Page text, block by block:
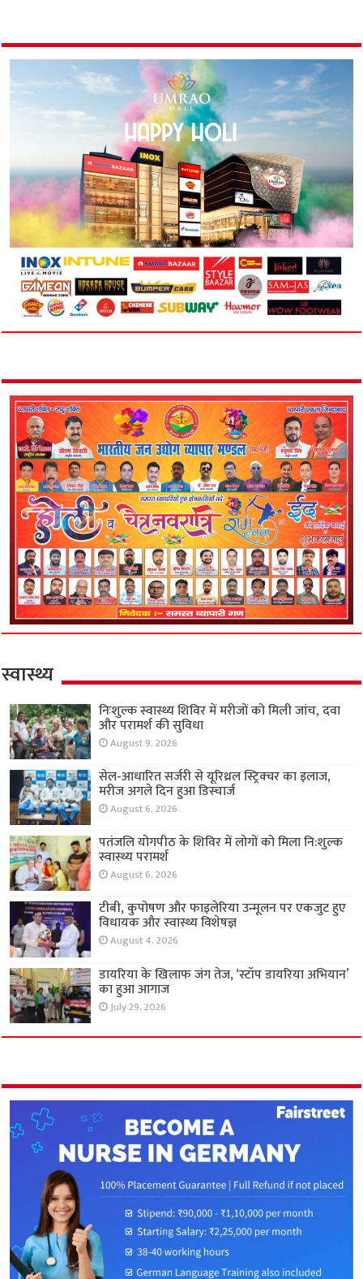
स्वास्थ्य
निःशुल्क स्वास्थ्य शिविर में मरीजों को मिली जांच, दवा
और परामर्श की सुविधा
August 9, 2026
सेल-आधारित सर्जरी से यूरिथ्रल स्ट्रिक्चर का इलाज,
मरीज अगले दिन हुआ डिस्चार्ज
August 6, 2026
पतंजलि योगपीठ के शिविर में लोगों को मिला नि:शुल्क
स्वास्थ्य परामर्श
August 6, 2026
टीबी, कुपोषण और फाइलेरिया उन्मूलन पर एकजुट हुए
विधायक और स्वास्थ्य विशेषज्ञ
August 4, 2026
डायरिया के खिलाफ जंग तेज, ‘स्टॉप डायरिया अभियान’
का हुआ आगाज
July 29, 2026